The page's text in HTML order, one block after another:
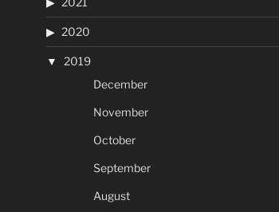
2020
2019
December
November
October
September
August